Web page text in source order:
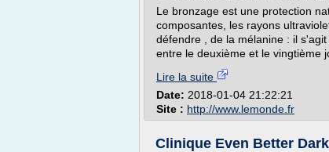
Le bronzage est une protection
composantes, les rayons
défendre , de la mélanine : il
entre le deuxième et le vingtième
Lire la suite
Date: 2018-01-04 21:22:21
Site : http://www.lemonde.fr
Clinique Even Better